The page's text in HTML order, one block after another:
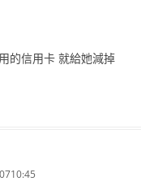
的信用卡 就給她減掉